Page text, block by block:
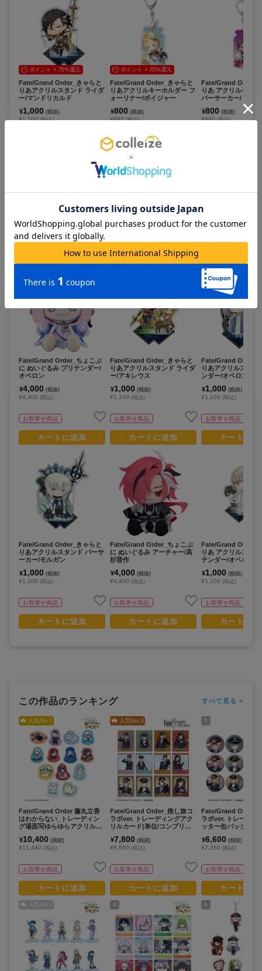
ポイント + 75%還元
Fate/Grand Order_きゃらと
りあアクリルスタンド ライダ
ー/マンドリカルド
¥1,000 (税抜)
¥1,100(税込)
ポイント + 75%還元
Fate/Grand Order_きゃらと
りあアクリルキーホルダー フ
ォーリナー/ボイジャー
¥800 (税抜)
¥880(税込)
在庫あり
カートに追加
Fate/Grand Order_
りあ アクリルキー
バーサーカー/ドゥ
¥800 (税抜)
¥880(税込)
この商品を見ている人は
こちらの商品もチェックしています
Fate/Grand Order_ちょこぷ
に ぬいぐるみ プリテンダー/
オベロン
¥4,000 (税抜)
¥4,400 (税込)
お取寄せ商品
カートに追加
Fate/Grand Order_きゃらと
りあアクリルスタンド バーサ
ーカー/モルガン
¥1,000 (税抜)
¥1,100 (税込)
お取寄せ商品
カートに追加
Fate/Grand Order_きゃらと
りあアクリルスタンド ライダ
ー/アキレウス
¥1,000 (税抜)
¥1,100 (税込)
お取寄せ商品
カートに追加
Fate/Grand Order_ちょこぷ
に ぬいぐるみ アーチャー/高
杉晋作
¥4,000 (税抜)
¥4,400 (税込)
お取寄せ商品
カートに追加
Fate/Grand Order_
りあアクリルスタン
ンダー/オベロン
¥1,000 (税抜)
¥1,100 (税込)
お取寄せ商品
カートに
Fate/Grand Order_
りあ アクリルスタ
テンダー/オベロン
¥1,000 (税抜)
¥1,100 (税込)
お取寄せ商品
カートに
この作品のランキング すべて見る >
人気No.1
Fate/Grand Order 藤丸立香
はわからない_トレーディン
グ場面写ゆらゆらアクリルマ
OX)【BOX/13パック入り】
¥10,400 (税抜)
¥11,440 (税込)
お取寄せ商品
カートに追加
人気No. 2
人気No.3
Fate/Grand Order_推し旅コ
ラボver. トレーディングアク
リルカード(単位/コンプリー
り】
¥7,800 (税抜)
¥8,580 (税込)
お取寄せ商品
カートに追加
4
5
Fate/Grand Order_
ラボver. トレーディ
ッター缶バッジ(単
ク入り】
¥6,600 (税抜)
¥7,260 (税込)
お取寄せ商品
カートに
6